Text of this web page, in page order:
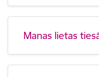
Manas lietas